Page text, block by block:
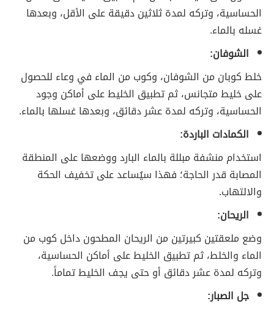
الحساسية، وتركه لمدة ثلاثين دقيقة على الأقل، وبعدها
غسله بالماء.
الشوفان:
خلط كوبان من الشوفان، وكوب من الماء في وعاء للحصول
على خليط متجانس، ثم تطبيق الخليط على أماكن وجود
الحساسية، وتركه لمدة عشر دقائق، وبعدها غسلها بالماء.
الكمادات الباردة:
استخدام منشفة مبللة بالماء البارد ووضعها على المنطقة
المصابة قدر الحاجة؛ فهذا سيُساعد على تخفيف الحكة
والالتهاب.
الريحان:
وضع ملعقتين كبيرتين من الريحان المطحون داخل كوب من
الماء والخلط، ثم تطبيق الخليط على أماكن الحساسية،
وتركه لمدة عشر دقائق أو حتى يجف الخليط تماماً.
جل الصبار: